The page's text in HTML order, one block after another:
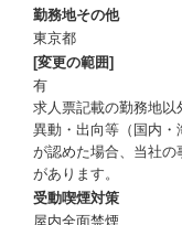
勤務地その他
東京都
[変更の範囲]
有
求人票記載の勤務地
異動・出向等（国内・
が認めた場合、当社
があります。
受動喫煙対策
屋内全面禁煙